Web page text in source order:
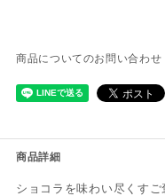
商品についてのお問い合わせ
商品詳細
ショコラを味わい尽くすご